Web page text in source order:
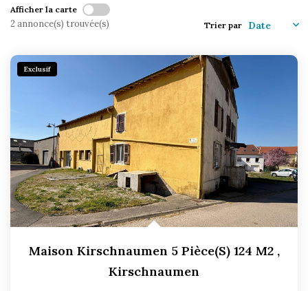
SERVICE LOCATION
CONTACT
Afficher la carte
2 annonce(s) trouvée(s) Trier par
Exclusif
Maison Kirschnaumen 5 Pièce(s) 124 M2 ,
Kirschnaumen